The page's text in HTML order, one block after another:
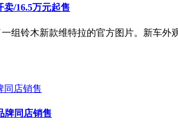
/16.5万元起售
组铃木新款维特拉的官方图片。新车
牌同店销售